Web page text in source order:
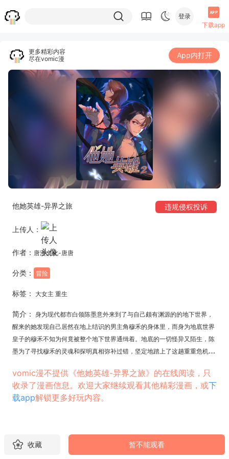
登录
下载app
更多精彩内容
尽在vomic漫
App内打开
他她英雄-异界之旅 违规侵权投诉
上传人：
作者： 唐漫文化-唐唐
分类： 冒险
标签： 大女主 重生
简介： 身为现代都市白领陈墨意外来到了与自己颇有渊源的的地下世界，
醒来的她发现自己居然在地上结识的男主角穆禾的身体里，而身为地底世界
皇子的穆禾不知为何竟被整个地下世界通缉着。地底的一切怪异又陌生，陈
墨为了寻找穆禾的灵魂和探明真相弥补过错，坚定地踏上了这趟重重危机的
vomic漫不提供《他她英雄-异界之旅》的在线阅读，只
收录了漫画信息。欢迎大家继续观看其他精彩漫画，或下
载app解锁更多好玩内容。
收藏 暂不能观看